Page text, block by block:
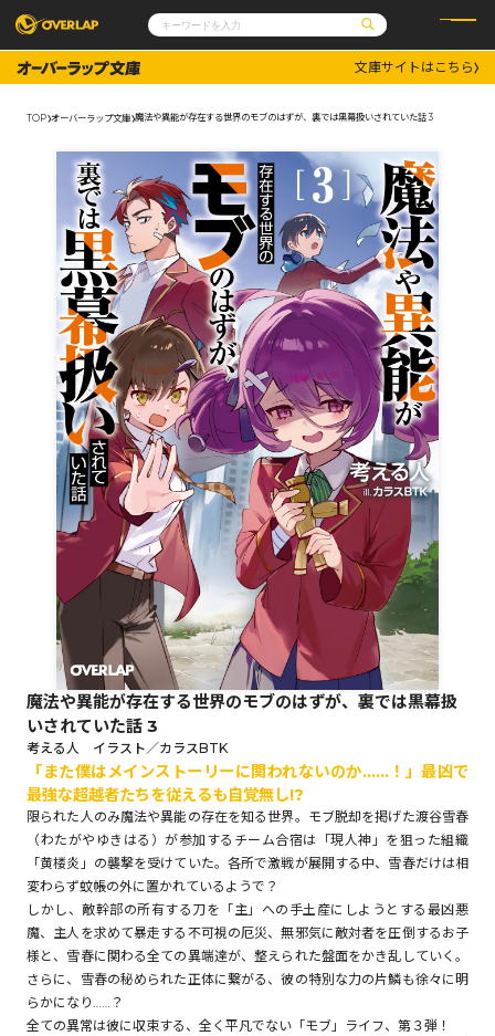
コミックガルド
コミッククリエ
文庫
ノベルス
その他
コミックエッセイ
ポケットモンスター
アニメ
ゲーム
通販・NEWS
OVERLAP STORE
オーバーラップ広報室
企業
会社概要
採用情報
アクセス
オーバーラップホールディングス
お問い合わせはこちら
オーバーラップ文庫
オーバーラップノベルス
オーバーラップノベルスf
ロサージュノベルス
コミックガルド
コミッククリエ
コミックパルフェ
文庫サイトはこちら
TOP オーバーラップ文庫 魔法や異能が存在する世界のモブのはずが、裏では黒幕扱いされていた話 3
魔法や異能が存在する世界のモブのはずが、裏では黒幕扱
いされていた話 3
考える人 イラスト／カラスBTK
「また僕はメインストーリーに関われないのか……！」最凶で
最強な超越者たちを従えるも自覚無し!?
限られた人のみ魔法や異能の存在を知る世界。モブ脱却を掲げた渡谷雪春
（わたがやゆきはる）が参加するチーム合宿は「現人神」を狙った組織
「黄楼炎」の襲撃を受けていた。各所で激戦が展開する中、雪春だけは相
変わらず蚊帳の外に置かれているようで？
しかし、敵幹部の所有する刀を「主」への手土産にしようとする最凶悪
魔、主人を求めて暴走する不可視の厄災、無邪気に敵対者を圧倒するお子
様と、雪春に関わる全ての異端達が、整えられた盤面をかき乱していく。
さらに、雪春の秘められた正体に繋がる、彼の特別な力の片鱗も徐々に明
らかになり……？
全ての異常は彼に収束する、全く平凡でない「モブ」ライフ、第３弾！